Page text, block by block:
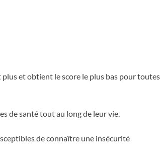
plus et obtient le score le plus bas pour toutes
de santé tout au long de leur vie.
de connaître une insécurité